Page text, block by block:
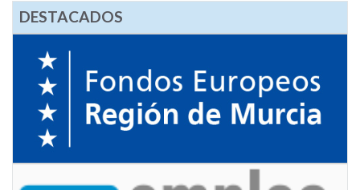
DESTACADOS